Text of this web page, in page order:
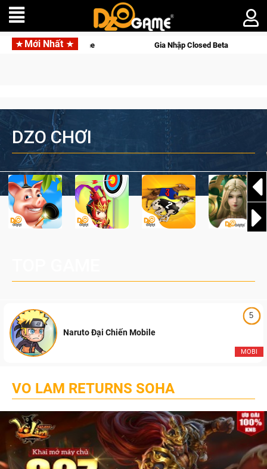
Mới Nhất
Gia Nhập Closed Beta Norse Saga: Cửu Giới Thức Tỉnh, Săn DJI
DZO CHƠI
5
MOBI
Naruto Đại Chiến Mobile
VO LAM RETURNS SOHA